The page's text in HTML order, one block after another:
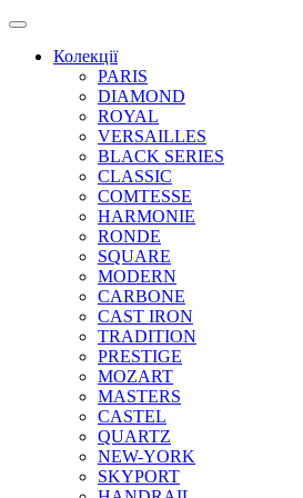
Колекції
PARIS
DIAMOND
ROYAL
VERSAILLES
BLACK SERIES
CLASSIC
COMTESSE
HARMONIE
RONDE
SQUARE
MODERN
CARBONE
CAST IRON
TRADITION
PRESTIGE
MOZART
MASTERS
CASTEL
QUARTZ
NEW-YORK
SKYPORT